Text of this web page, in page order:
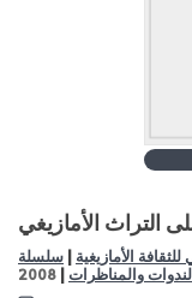
التراث الأمازيغي
الأمازيغية
سلسلة
الندوات والمناظرات
2008